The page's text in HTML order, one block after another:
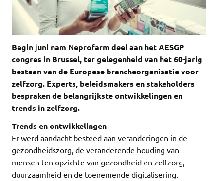
Begin juni nam Neprofarm deel aan het AESGP
congres in Brussel, ter gelegenheid van het 60-jarig
bestaan van de Europese brancheorganisatie voor
zelfzorg. Experts, beleidsmakers en stakeholders
bespraken de belangrijkste ontwikkelingen en
trends in zelfzorg.
Trends en ontwikkelingen
Er werd aandacht besteed aan veranderingen in de
gezondheidszorg, de veranderende houding van
mensen ten opzichte van gezondheid en zelfzorg,
duurzaamheid en de toenemende digitalisering.